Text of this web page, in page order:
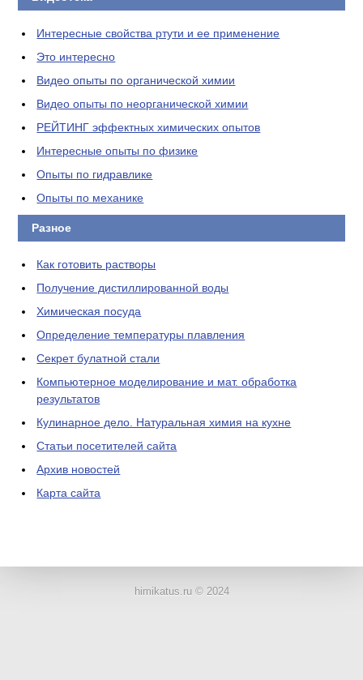
Интересные свойства ртути и ее применение
Это интересно
Видео опыты по органической химии
Видео опыты по неорганической химии
РЕЙТИНГ эффектных химических опытов
Интересные опыты по физике
Опыты по гидравлике
Опыты по механике
Разное
Как готовить растворы
Получение дистиллированной воды
Химическая посуда
Определение температуры плавления
Секрет булатной стали
Компьютерное моделирование и мат. обработка
результатов
Кулинарное дело. Натуральная химия на кухне
Статьи посетителей сайта
Архив новостей
Карта сайта
himikatus.ru © 2024